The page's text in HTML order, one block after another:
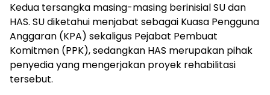
Kedua tersangka masing-masing berinisial SU dan
HAS. SU diketahui menjabat sebagai Kuasa Pengguna
Anggaran (KPA) sekaligus Pejabat Pembuat
Komitmen (PPK), sedangkan HAS merupakan pihak
penyedia yang mengerjakan proyek rehabilitasi
tersebut.